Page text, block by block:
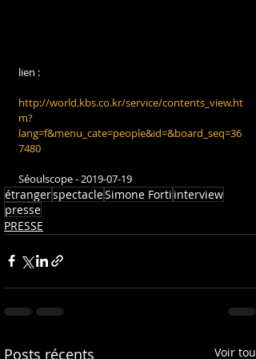
lien :
http://world.kbs.co.kr/service/contents_view.ht
m?
lang=f&menu_cate=people&id=&board_seq=36
7480
Séoulscope - 2019-07-19
étrangerspectacleSimone Forti interview
presse
PRESSE
Posts récents Voir tout